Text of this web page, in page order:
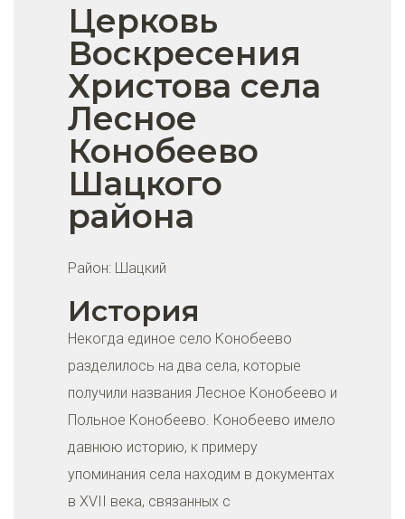
Церковь
Воскресения
Христова села
Лесное
Конобеево
Шацкого
района
Район: Шацкий
История
Некогда единое село Конобеево
разделилось на два села, которые
получили названия Лесное Конобеево и
Польное Конобеево. Конобеево имело
давнюю историю, к примеру
упоминания села находим в документах
в XVII века, связанных с